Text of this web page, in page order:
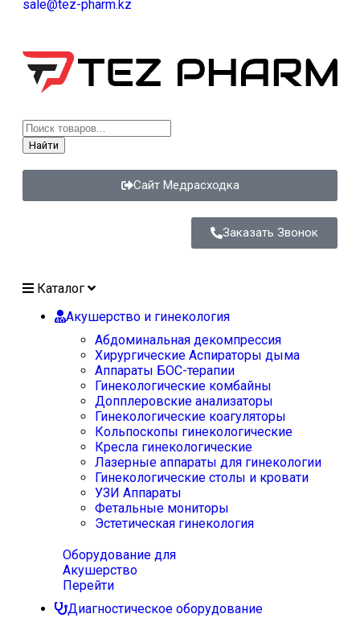
sale@tez-pharm.kz
Найти
Сайт Медрасходка
Заказать Звонок
Каталог
Акушерство и гинекология
Абдоминальная декомпрессия
Хирургические Аспираторы дыма
Аппараты БОС-терапии
Гинекологические комбайны
Допплеровские анализаторы
Гинекологические коагуляторы
Кольпоскопы гинекологические
Кресла гинекологические
Лазерные аппараты для гинекологии
Гинекологические столы и кровати
УЗИ Аппараты
Фетальные мониторы
Эстетическая гинекология
Оборудование для
Акушерство
Перейти
Диагностическое оборудование